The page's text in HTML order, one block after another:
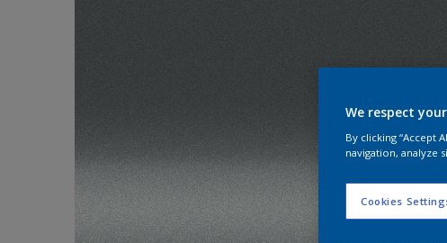
We respect
By clicking “Accept
navigation, analyze
Cookies